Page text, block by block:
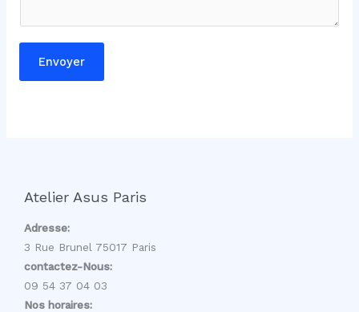
Envoyer
Atelier Asus Paris
Adresse:
3 Rue Brunel 75017 Paris
contactez-Nous:
09 54 37 04 03
Nos horaires: